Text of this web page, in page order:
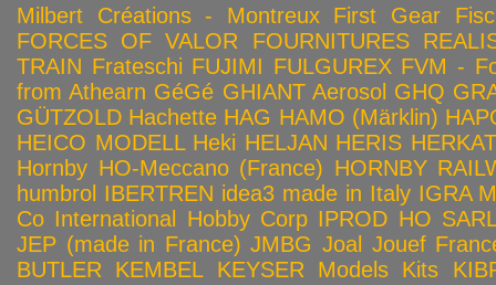
Milbert Créations - Montreux First Gear
FORCES OF VALOR
FOURNITURES
TRAIN Frateschi FUJIMI FULGUREX FVM -
from Athearn GéGé GHIANT Aerosol GHQ
GÜTZOLD Hachette HAG HAMO (Märklin)
HEICO MODELL Heki HELJAN HERIS HERKAT
Hornby HO-Meccano (France) HORNBY
humbrol IBERTREN idea3 made in Italy IGRA
Co International Hobby Corp IPROD HO
JEP (made in France) JMBG Joal Jouef
BUTLER
KEMBEL KEYSER Models Kits